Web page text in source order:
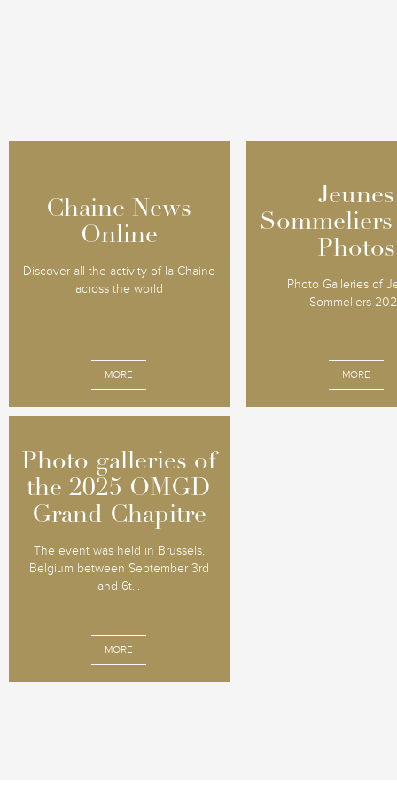
Chaine News
Online
Discover all the activity of la Chaine
across the world
MORE
Chaine News
Online
Jeunes
Photos
Photo Galleries of
Sommeliers
MORE
Jeunes
Photos
Photo galleries of
the 2025 OMGD
Grand Chapitre
The event was held in Brussels,
Belgium between September 3rd
and 6t...
MORE
Photo galleries of
the 2025 OMGD
Grand Chapitre